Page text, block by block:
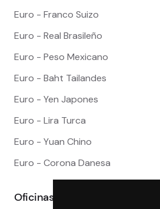
Euro - Franco Suizo
Euro - Real Brasileño
Euro - Peso Mexicano
Euro - Baht Tailandes
Euro - Yen Japones
Euro - Lira Turca
Euro - Yuan Chino
Euro - Corona Danesa
Oficinas